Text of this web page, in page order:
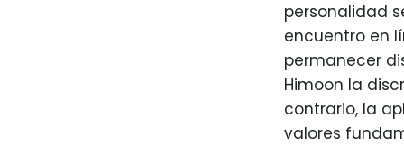
personalidad
encuentro en
permanecer
Himoon la
contrario, la
valores